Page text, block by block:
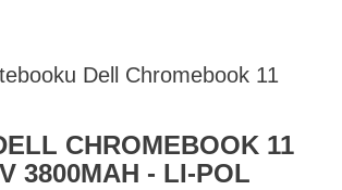
Dell Chromebook 11
CHROMEBOOK 11
3800MAH - LI-POL